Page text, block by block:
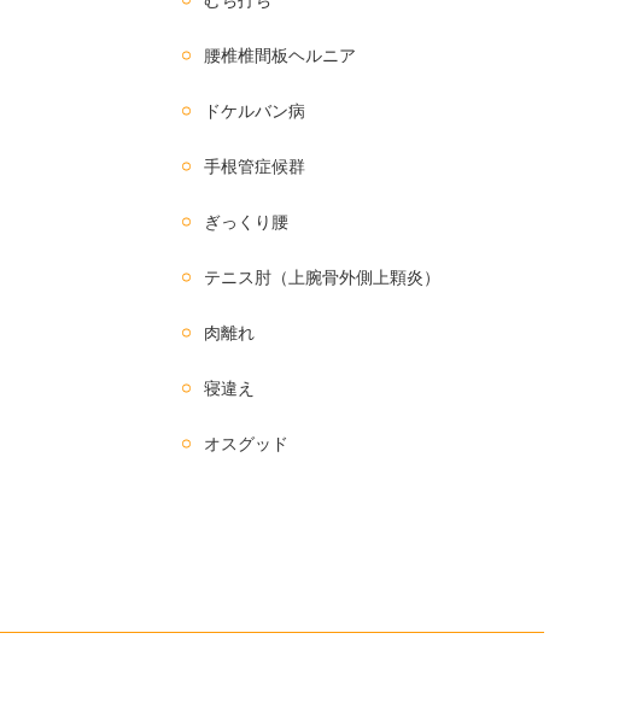
腰椎椎間板ヘルニア
ドケルバン病
手根管症候群
ぎっくり腰
テニス肘（上腕骨外側上顆炎）
肉離れ
寝違え
オスグッド